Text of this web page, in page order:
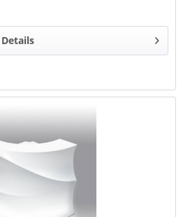
Details